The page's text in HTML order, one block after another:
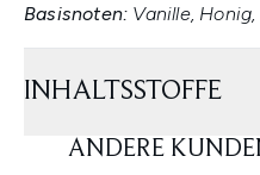
Basisnoten: Vanille,
INHALTSSTOFFE
ANDERE